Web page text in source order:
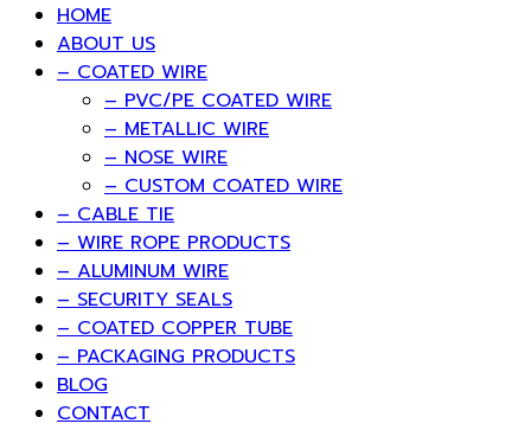
HOME
ABOUT US
– COATED WIRE
– PVC/PE COATED WIRE
– METALLIC WIRE
– NOSE WIRE
– CUSTOM COATED WIRE
– CABLE TIE
– WIRE ROPE PRODUCTS
– ALUMINUM WIRE
– SECURITY SEALS
– COATED COPPER TUBE
– PACKAGING PRODUCTS
BLOG
CONTACT